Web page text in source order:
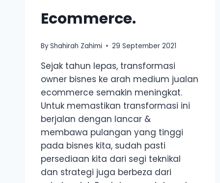
Ecommerce.
ByShahirah Zahimi 29 September 2021
Sejak tahun lepas, transformasi
owner bisnes ke arah medium jualan
ecommerce semakin meningkat.
Untuk memastikan transformasi ini
berjalan dengan lancar &
membawa pulangan yang tinggi
pada bisnes kita, sudah pasti
persediaan kita dari segi teknikal
dan strategi juga berbeza dari